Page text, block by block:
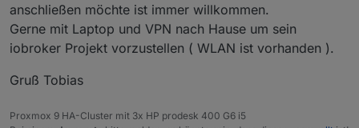
anschließen möchte ist immer willkommen.
Gerne mit Laptop und VPN nach Hause um sein
iobroker Projekt vorzustellen ( WLAN ist vorhanden ).
Gruß Tobias
Proxmox 9 HA-Cluster mit 3x HP prodesk 400 G6 i5